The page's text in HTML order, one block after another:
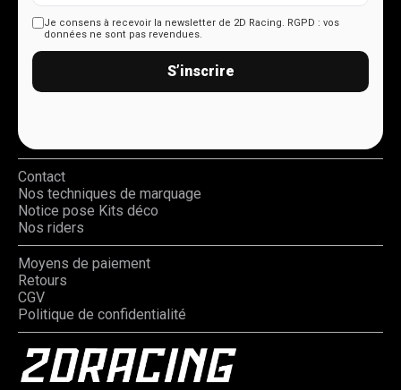
Je consens à recevoir la newsletter de 2D Racing. RGPD : vos
données ne sont pas revendues.
S’inscrire
Contact
Nos techniques de marquage
Notice pose Kits déco
Nos riders
Moyens de paiement
Retours
CGV
Politique de confidentialité